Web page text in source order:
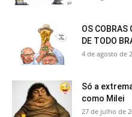
OS COBRAS
DE TODO
4 de agosto de
Só a
como Milei
27 de julho de